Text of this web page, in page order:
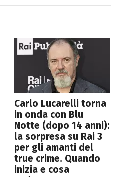
Carlo Lucarelli torna
in onda con Blu
Notte (dopo 14 anni):
la sorpresa su Rai 3
per gli amanti del
true crime. Quando
inizia e cosa